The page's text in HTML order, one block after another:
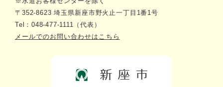
〒352-8623 埼玉県新座市野火止一丁目1番1号
Tel：048-477-1111（代表）
メールでのお問い合わせはこちら